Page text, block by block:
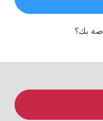
بك؟